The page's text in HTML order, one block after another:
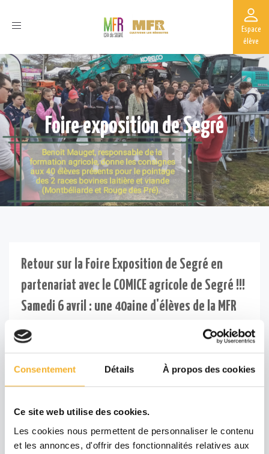
Consentement Détails À propos des cookies
Ce site web utilise des cookies.
Les cookies nous permettent de personnaliser le contenu
et les annonces, d'offrir des fonctionnalités relatives aux
Toggle
Espace
élève
Foire exposition de Segré
Retour sur la Foire Exposition de Segré en
partenariat avec le COMICE agricole de Segré !!!
Samedi 6 avril : une 40aine d'élèves de la MFR
de Segré principalement, ont effectué le
Les élèves présents assurent la démonstration